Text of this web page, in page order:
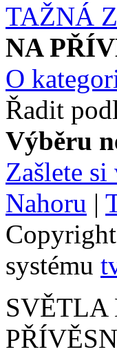
TAŽNÁ
NA
O
Řadit
Výběru
Zašlete
Nahoru |
systému
SVĚTLA